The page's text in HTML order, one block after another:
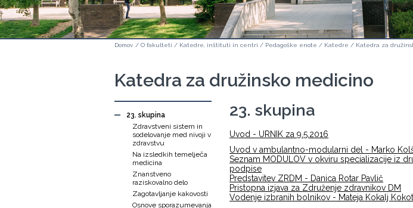
Domov / O fakulteti / Katedre, inštituti in centri / Pedagoške enote / Katedre / Katedra za
Katedra za družinsko medicino
23. skupina
Zdravstveni sistem in
sodelovanje med nivoji v
zdravstvu
Na izsledkih temelječa
medicina
Znanstveno
raziskovalno delo
Zagotavljanje kakovosti
Osnove sporazumevanja
23. skupina
Uvod - URNIK za 9.5.2016
Uvod v ambulantno-modularni del - Marko
Seznam MODULOV v okviru specializacije iz
podpise
Predstavitev ZRDM - Danica Rotar Pavlič
Pristopna izjava za Združenje zdravnikov DM
Vodenje izbranih bolnikov - Mateja Kokalj Kokot